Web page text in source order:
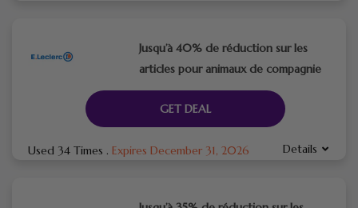
Jusqu’à 40% de réduction sur les
articles pour animaux de compagnie
GET DEAL
Used 34 Times . Expires December 31, 2026 Details